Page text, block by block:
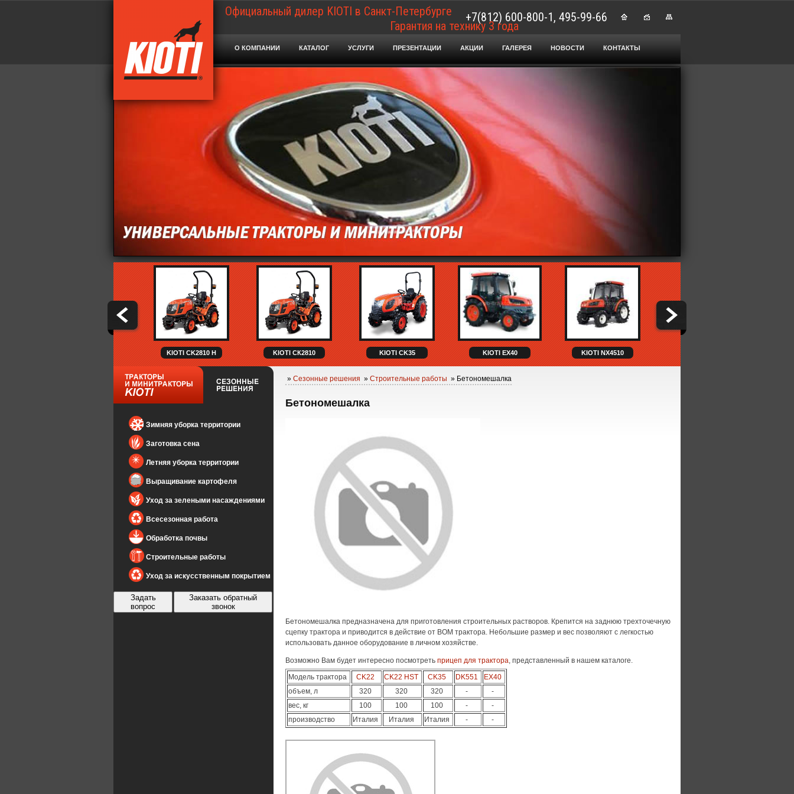
Официальный дилер KIOTI в Санкт-Петербурге
Гарантия на технику 3 года
+7(812) 600-800-1, 495-99-66
О КОМПАНИИ КАТАЛОГ УСЛУГИ ПРЕЗЕНТАЦИИ АКЦИИ ГАЛЕРЕЯ НОВОСТИ КОНТАКТЫ
KIOTI CK2810 H KIOTI СК2810 KIOTI CK35 KIOTI EX40 KIOTI NX4510
Зимняя уборка территории
Заготовка сена
Летняя уборка территории
Выращивание картофеля
Уход за зелеными насаждениями
Всесезонная работа
Обработка почвы
Строительные работы
Уход за искусственным покрытием
Задать
вопрос
Заказать обратный
звонок
» Сезонные решения » Строительные работы » Бетономешалка
Бетономешалка
Бетономешалка предназначена для приготовления строительных растворов. Крепится на заднюю трехточечную
сцепку трактора и приводится в действие от ВОМ трактора. Небольшие размер и вес позволяют с легкостью
использовать данное оборудование в личном хозяйстве.
Возможно Вам будет интересно посмотреть прицеп для трактора, представленный в нашем каталоге.
Модель трактора
CK22 CK22 HST CK35 DK551
EX40
объем, л
320 320 320 -
-
вес, кг
100 100 100 -
-
производство
Италия Италия Италия - -